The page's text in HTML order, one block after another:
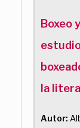
Boxeo
la
Autor: